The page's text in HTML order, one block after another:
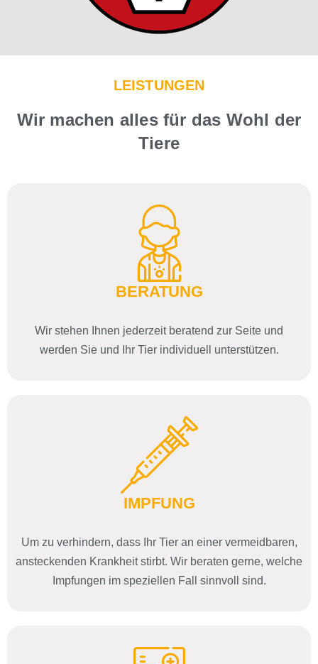
LEISTUNGEN
Wir machen alles für das Wohl der
Tiere​
BERATUNG
Wir stehen Ihnen jederzeit beratend zur Seite und
werden Sie und Ihr Tier individuell unterstützen.
IMPFUNG
Um zu verhindern, dass Ihr Tier an einer vermeidbaren,
ansteckenden Krankheit stirbt. Wir beraten gerne, welche
Impfungen im speziellen Fall sinnvoll sind.